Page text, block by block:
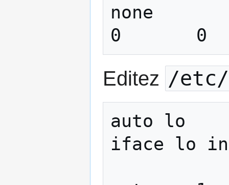
none
Editez /etc/
auto lo
iface lo